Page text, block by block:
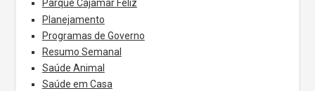
Parque Cajamar Feliz
Planejamento
Programas de Governo
Resumo Semanal
Saúde Animal
Saúde em Casa